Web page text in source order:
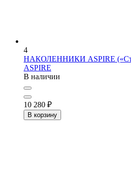
4
НАКОЛЕННИКИ ASPIRE
ASPIRE
В наличии
10 280 ₽
В корзину